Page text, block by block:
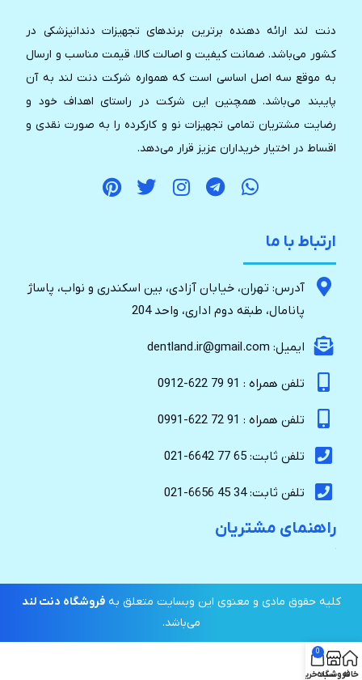
دنت لند ارائه دهنده برترین برندهای تجهیزات دندانپزشکی در
کشور می‌باشد. ضمانت کیفیت و اصالت کالا، قیمت مناسب و ارسال
به موقع سه اصل اساسی است که همواره شرکت دنت لند به آن
پایبند می‌باشد. همچنین این شرکت در راستای اهداف خود و
رضایت مشتریان تمامی تجهیزات نو و کارکرده را به صورت نقدی و
اقساط در اختیار خریداران عزیز قرار می‌دهد.
ارتباط با ما
آدرس: تهران، خیابان آزادی، بین اسکندری و نواب، پاساژ
پانامال، طبقه دوم اداری، واحد 204
ایمیل: dentland.ir@gmail.com
تلفن همراه : 91 79 622-0912
تلفن همراه : 91 72 622-0991
تلفن ثابت: 65 77 6642-021
تلفن ثابت: 34 45 6656-021
راهنمای مشتریان
کلیه حقوق مادی و معنوی این وبسایت متعلق بهفروشگاه دنت لند
می‌باشد.
خانهفروشگاه
0
سبد خرید